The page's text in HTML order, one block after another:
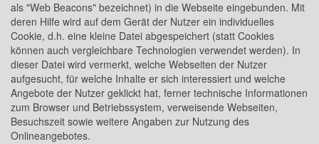
als "Web Beacons" bezeichnet) in die Webseite eingebunden. Mit
deren Hilfe wird auf dem Gerät der Nutzer ein individuelles
Cookie, d.h. eine kleine Datei abgespeichert (statt Cookies
können auch vergleichbare Technologien verwendet werden). In
dieser Datei wird vermerkt, welche Webseiten der Nutzer
aufgesucht, für welche Inhalte er sich interessiert und welche
Angebote der Nutzer geklickt hat, ferner technische Informationen
zum Browser und Betriebssystem, verweisende Webseiten,
Besuchszeit sowie weitere Angaben zur Nutzung des
Onlineangebotes.